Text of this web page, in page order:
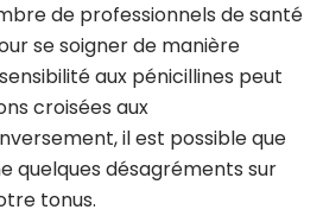
de professionnels de santé
se soigner de manière
aux pénicillines peut
croisées aux
il est possible que
quelques désagréments sur
tonus.